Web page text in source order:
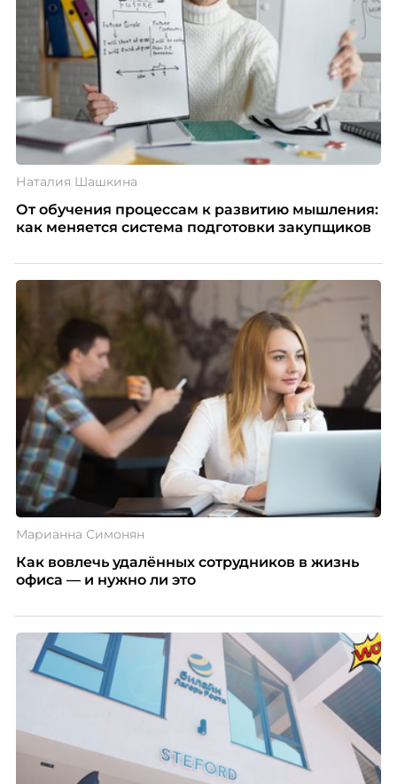
Наталия Шашкина
От обучения процессам к развитию мышления:
как меняется система подготовки закупщиков
Марианна Симонян
Как вовлечь удалённых сотрудников в жизнь
офиса — и нужно ли это